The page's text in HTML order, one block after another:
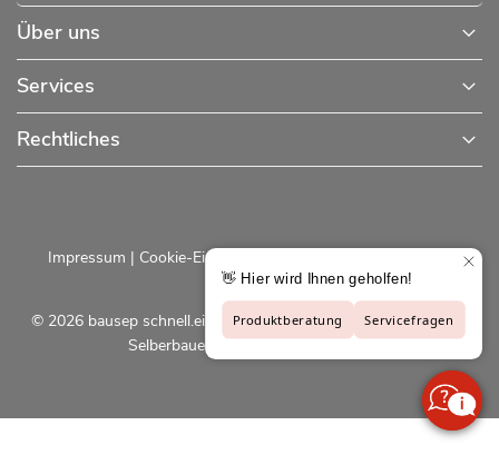
Über uns
Services
Rechtliches
© 2026 bausep schnell.einfach.preiswert - Baustoffe online für
Selberbauer und Profis |bausep.de
Impressum | Cookie-Einstellungen